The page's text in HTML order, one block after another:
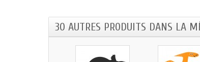
30 AUTRES PRODUITS DANS LA